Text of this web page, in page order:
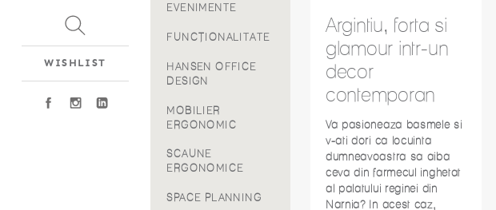
WISHLIST
EVENIMENTE
FUNCȚIONALITATE
HANSEN OFFICE
DESIGN
MOBILIER
ERGONOMIC
SCAUNE
ERGONOMICE
SPACE PLANNING
Argintiu, forta si
glamour intr-un
decor
contemporan
Va pasioneaza basmele si
v-ati dori ca locuinta
dumneavoastra sa aiba
ceva din farmecul inghetat
al palatului reginei din
Narnia? In acest caz,